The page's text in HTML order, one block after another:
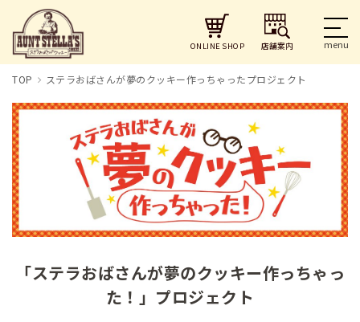
ONLINE SHOP 店舗案内
TOP ステラおばさんが夢のクッキー作っちゃったプロジェクト
「ステラおばさんが夢のクッキー作っちゃっ
た！」プロジェクト